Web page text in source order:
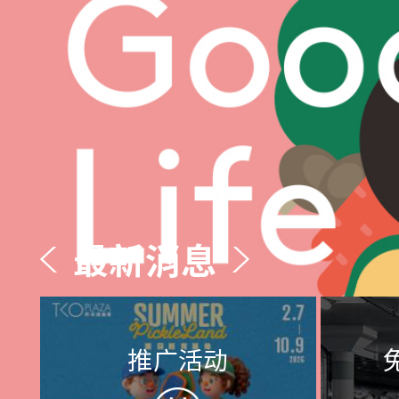
最新消息
推广活动